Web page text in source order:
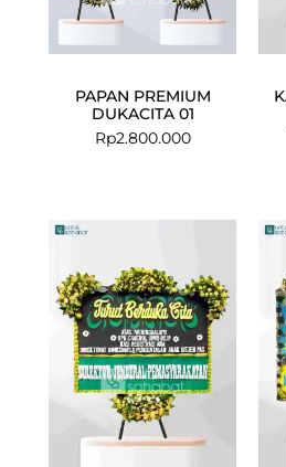
PAPAN PREMIUM
DUKACITA 01
Rp2.800.000